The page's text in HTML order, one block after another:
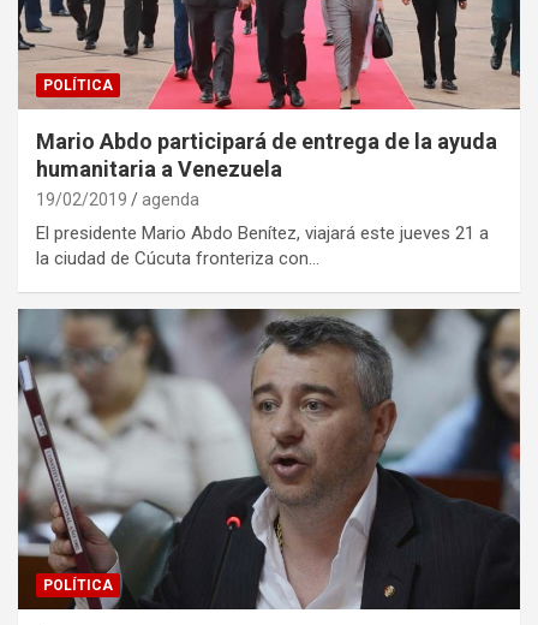
POLÍTICA
Mario Abdo participará de entrega de la ayuda
humanitaria a Venezuela
19/02/2019 agenda
El presidente Mario Abdo Benítez, viajará este jueves 21 a
la ciudad de Cúcuta fronteriza con…
POLÍTICA